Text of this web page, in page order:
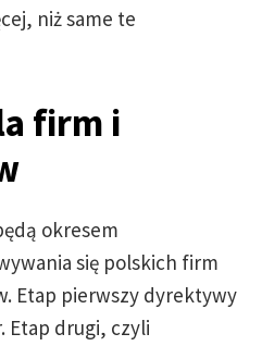
niż same te
firm i
okresem
się polskich firm
Etap pierwszy dyrektywy
Etap drugi, czyli